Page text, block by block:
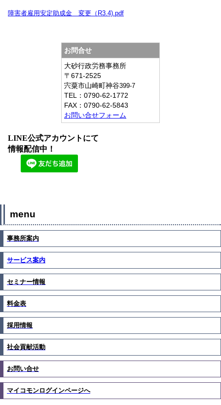
障害者雇用安定助成金　変更（R3.4).pdf
お問合せ
大砂行政労務事務所
〒671-2525
宍粟市山崎町神谷399-7
TEL： 0790-62-1772
FAX： 0790-62-5843
お問い合せフォーム
LINE公式アカウントにて
情報配信中！
menu
事務所案内
サービス案内
セミナー情報
料金表
採用情報
社会貢献活動
お問い合せ
マイコモンログインページへ